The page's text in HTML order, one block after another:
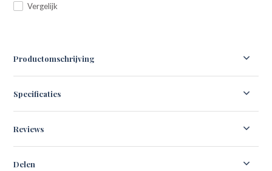
Vergelijk
Productomschrijving
Specificaties
Reviews
Delen